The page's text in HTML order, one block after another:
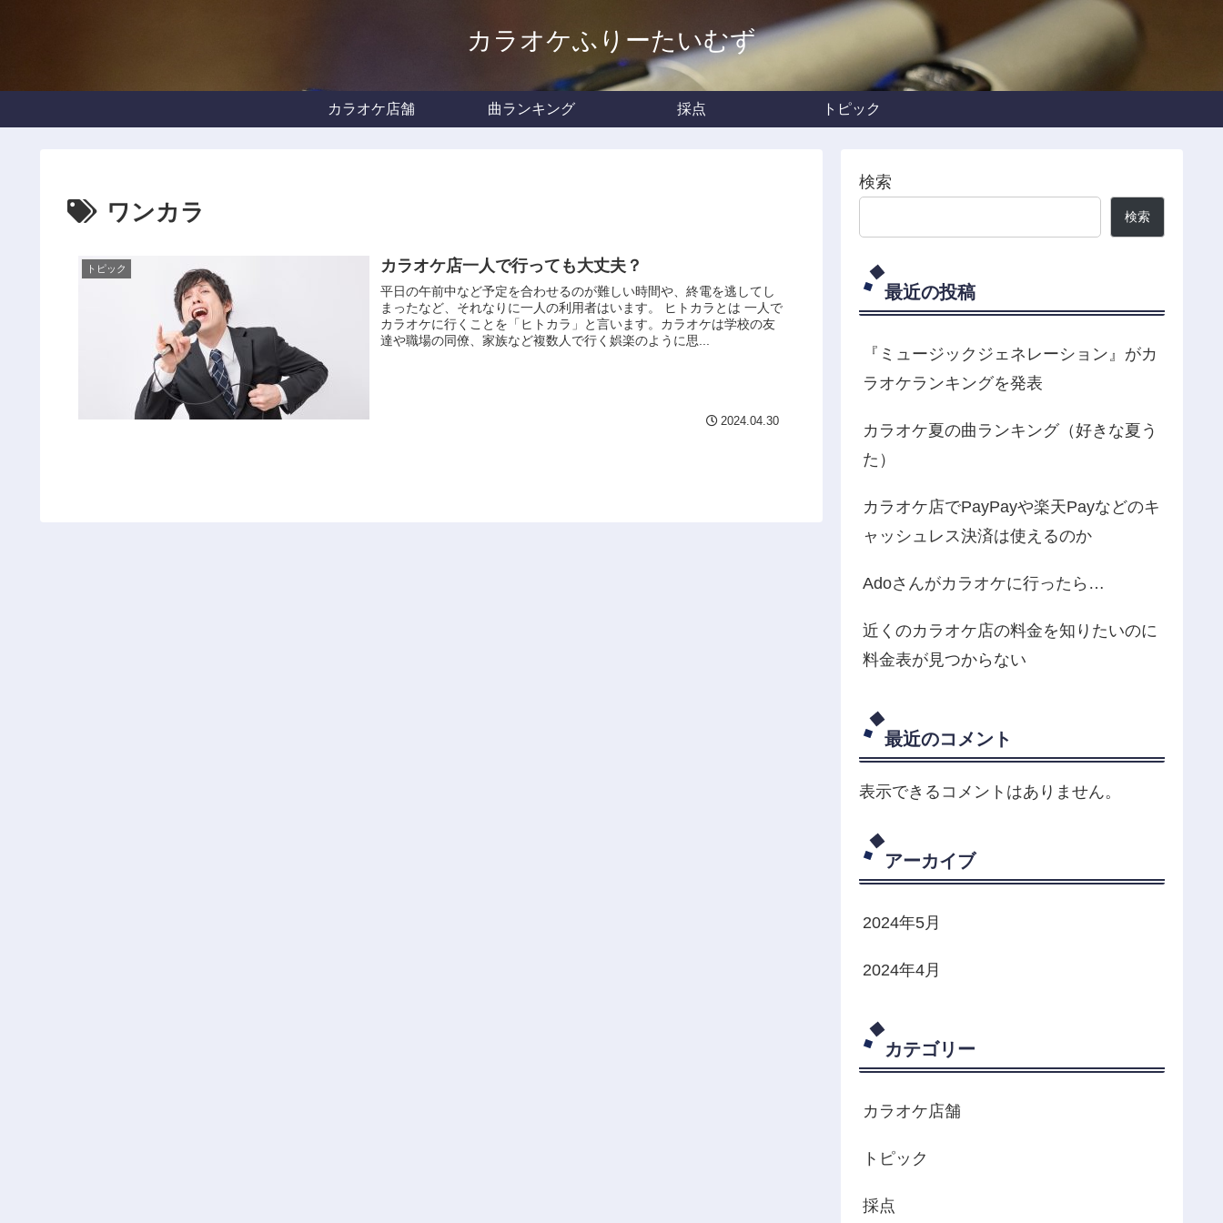
カラオケふりーたいむず
カラオケ店舗 曲ランキング 採点 トピック
ワンカラ
トピック カラオケ店一人で行っても大丈夫？
平日の午前中など予定を合わせるのが難しい時間や、終電を逃してし
まったなど、それなりに一人の利用者はいます。 ヒトカラとは 一人で
カラオケに行くことを「ヒトカラ」と言います。カラオケは学校の友
達や職場の同僚、家族など複数人で行く娯楽のように思...
2024.04.30
検索
検索
最近の投稿
『ミュージックジェネレーション』がカ
ラオケランキングを発表
カラオケ夏の曲ランキング（好きな夏う
た）
カラオケ店でPayPayや楽天Payなどのキ
ャッシュレス決済は使えるのか
Adoさんがカラオケに行ったら…
近くのカラオケ店の料金を知りたいのに
料金表が見つからない
最近のコメント
表示できるコメントはありません。
アーカイブ
2024年5月
2024年4月
カテゴリー
カラオケ店舗
トピック
採点